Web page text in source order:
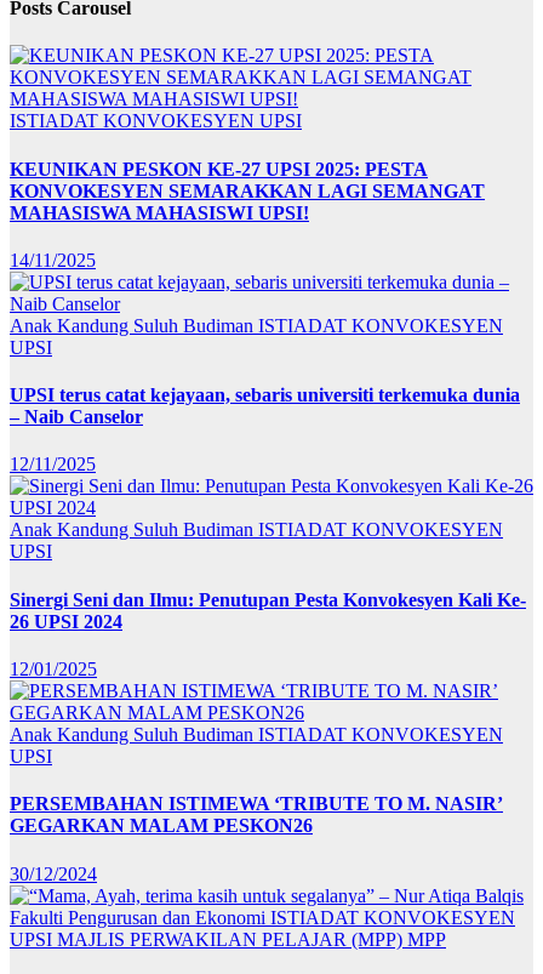
Posts Carousel
ISTIADAT KONVOKESYEN UPSI
KEUNIKAN PESKON KE-27 UPSI 2025: PESTA
KONVOKESYEN SEMARAKKAN LAGI SEMANGAT
MAHASISWA MAHASISWI UPSI!
14/11/2025
Anak Kandung Suluh Budiman ISTIADAT KONVOKESYEN
UPSI
UPSI terus catat kejayaan, sebaris universiti terkemuka dunia
– Naib Canselor
12/11/2025
Anak Kandung Suluh Budiman ISTIADAT KONVOKESYEN
UPSI
Sinergi Seni dan Ilmu: Penutupan Pesta Konvokesyen Kali Ke-
26 UPSI 2024
12/01/2025
Anak Kandung Suluh Budiman ISTIADAT KONVOKESYEN
UPSI
PERSEMBAHAN ISTIMEWA ‘TRIBUTE TO M. NASIR’
GEGARKAN MALAM PESKON26
30/12/2024
Fakulti Pengurusan dan Ekonomi ISTIADAT KONVOKESYEN
UPSI MAJLIS PERWAKILAN PELAJAR (MPP) MPP